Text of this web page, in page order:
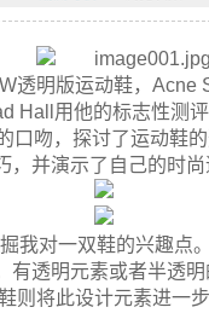
透明版运动鞋，Acne
Hall用他的标志性测评
口吻，探讨了运动鞋
，并演示了自己的时尚
我对一双鞋的兴趣点
有透明元素或者半透明
则将此设计元素进一